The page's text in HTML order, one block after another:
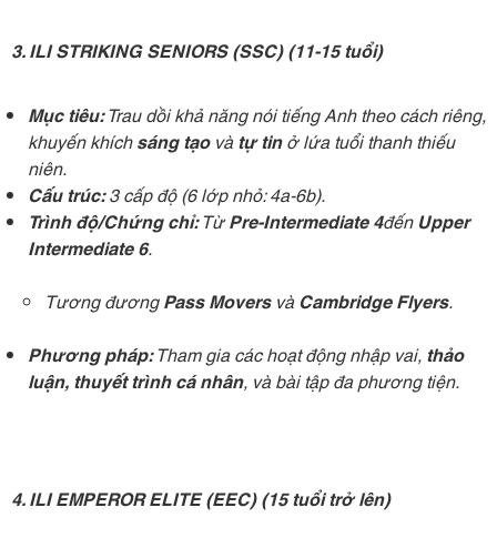
3. ILI STRIKING SENIORS (SSC) (11-15 tuổi) ‍
Mục tiêu:Trau dồi khả năng nói tiếng Anh theo cách riêng,
khuyến khíchsáng tạovàtự tinở lứa tuổi thanh thiếu
niên.
Cấu trúc:3 cấp độ (6 lớp nhỏ: 4a-6b).
Trình độ/Chứng chỉ:TừPre-Intermediate 4đến Upper
Intermediate 6.
Tương đươngPass Moversvà Cambridge Flyers.
Phương pháp:Tham gia các hoạt động nhập vai, thảo
luận, thuyết trình cá nhân, và bài tập đa phương tiện.
4. ILI EMPEROR ELITE (EEC) (15 tuổi trở lên)